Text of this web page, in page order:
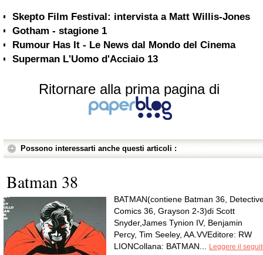
Skepto Film Festival: intervista a Matt Willis-Jones
Gotham - stagione 1
Rumour Has It - Le News dal Mondo del Cinema
Superman L'Uomo d'Acciaio 13
Ritornare alla prima pagina di
Possono interessarti anche questi articoli :
Batman 38
BATMAN(contiene Batman 36,
Comics 36, Grayson 2-3)di Scott
Snyder,James Tynion IV, Benjamin
Percy, Tim Seeley, AA.VVEditore: RW
LIONCollana: BATMAN... Leggere il